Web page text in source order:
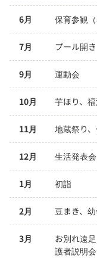
6月 保育参観
7月 プール開き
9月 運動会
10月 芋ほり、
11月 地蔵祭り
12月 生活発表
1月 初詣
2月 豆まき、
3月
お別れ遠
護者説明会